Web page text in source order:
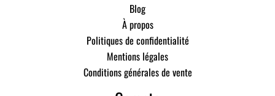
Blog
À propos
Politiques de confidentialité
Mentions légales
Conditions générales de vente